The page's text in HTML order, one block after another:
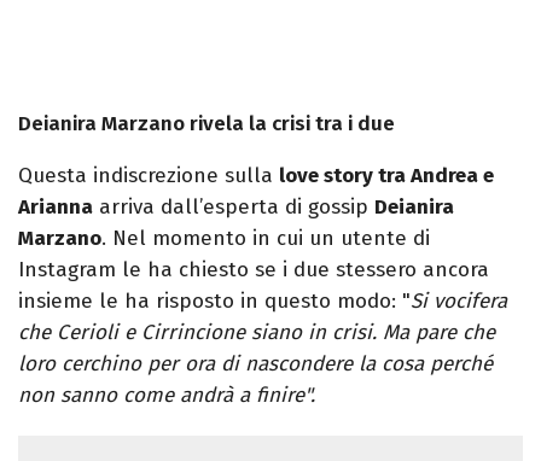
Deianira Marzano rivela la crisi tra i due
Questa indiscrezione sulla love story tra Andrea e
Arianna arriva dall’esperta di gossip Deianira
Marzano. Nel momento in cui un utente di
Instagram le ha chiesto se i due stessero ancora
insieme le ha risposto in questo modo: "Si vocifera
che Cerioli e Cirrincione siano in crisi. Ma pare che
loro cerchino per ora di nascondere la cosa perché
non sanno come andrà a finire".